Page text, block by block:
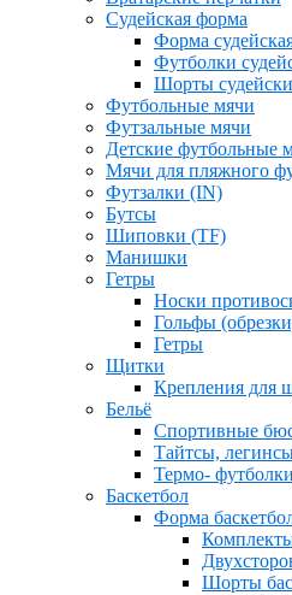
Судейская форма
Форма
Футболки
Шорты
Футбольные мячи
Футзальные мячи
Детские футбольные
Мячи для пляжного
Футзалки (IN)
Бутсы
Шиповки (TF)
Манишки
Гетры
Носки
Гольфы
Гетры
Щитки
Крепления для
Бельё
Спортивные
Тайтсы,
Термо-
Баскетбол
Форма
Шорты